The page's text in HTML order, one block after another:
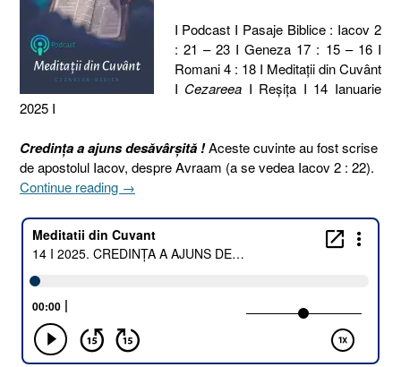
I Podcast I Pasaje Biblice : Iacov 2
: 21 – 23 I Geneza 17 : 15 – 16 I
Romani 4 : 18 I Meditaţii din Cuvânt
I Cezareea I Reşiţa I 14 Ianuarie
2025 I
Credința a ajuns desăvârșită !Aceste cuvinte au fost scrise
de apostolul Iacov, despre Avraam (a se vedea Iacov 2 : 22).
Continue reading „14
2025.
CREDINȚA
A
[Iacov
2.21-
→